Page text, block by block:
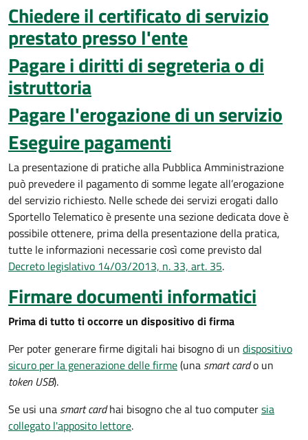
Chiedere il certificato di servizio
prestato presso l'ente
Pagare i diritti di segreteria o di
istruttoria
Pagare l'erogazione di un servizio
Eseguire pagamenti
La presentazione di pratiche alla Pubblica Amministrazione
può prevedere il pagamento di somme legate all’erogazione
del servizio richiesto. Nelle schede dei servizi erogati dallo
Sportello Telematico è presente una sezione dedicata dove è
possibile ottenere, prima della presentazione della pratica,
tutte le informazioni necessarie così come previsto dal
Decreto legislativo 14/03/2013, n. 33, art. 35.
Firmare documenti informatici
Prima di tutto ti occorre un dispositivo di firma
Per poter generare firme digitali hai bisogno di un dispositivo
sicuro per la generazione delle firme(una smart cardo un
token USB).
Se usi una smart cardhai bisogno che al tuo computersia
collegato l'apposito lettore.